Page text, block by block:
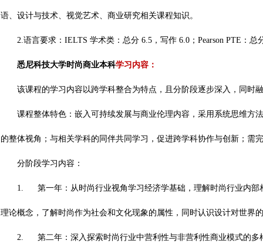
语、设计与技术、视觉艺术、商业研究相关课程知识。
2.语言要求：IELTS 学术类：总分 6.5，写作 6.0；Pearson PTE：总
悉尼科技大学时尚商业本科学习内容：
该课程的学习内容以跨学科整合为特点，且分阶段逐步深入，同时
课程整体特色：嵌入可持续发展与商业伦理内容，采用系统思维方
的整体视角；与相关学科的同伴共同学习，促进跨学科协作与创新；需
分阶段学习内容：
1. 第一年：从时尚行业视角学习经济学基础，理解时尚行业内部
理论概念，了解时尚作为社会和文化现象的属性，同时认识设计对世界的
2. 第二年：深入探索时尚行业中营利性与非营利性商业模式的多